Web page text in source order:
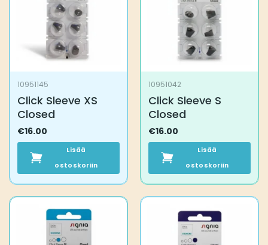
10951145
Click Sleeve XS
Closed
€16.00
Lisää
ostoskoriin
10951042
Click Sleeve S
Closed
€16.00
Lisää
ostoskoriin